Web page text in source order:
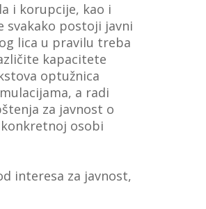
i korupcije, kao i
svakako postoji javni
lica u pravilu treba
kapacitete
optužnica
a radi
za javnost o
osobi
interesa za javnost,